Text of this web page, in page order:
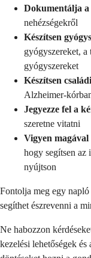
Dokumentálja
nehézségekről
Készítsen
gyógyszereket,
gyógyszereket
Készítsen
Alzheimer-
Jegyezze fel a
szeretne vitatni
Vigyen
hogy segítsen az
nyújtson
Fontolja meg egy
segíthet észrevenni a
Ne habozzon
kezelési lehetőségek